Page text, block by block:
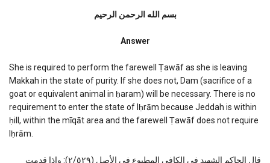
بسم الله الرحمن الرحیم
Answer
She is required to perform the farewell Ṭawāf as she is leaving
Makkah in the state of purity. If she does not, Dam (sacrifice of a
goat or equivalent animal in ḥaram) will be necessary. There is no
requirement to enter the state of Iḥrām because Jeddah is within
ḥill, within the mīqāt area and the farewell Ṭawāf does not require
Iḥrām.
قال الحاكم الشهيد في الكافي المطبوع في الأصل (٢/٥٢٩): وإذا قدمت